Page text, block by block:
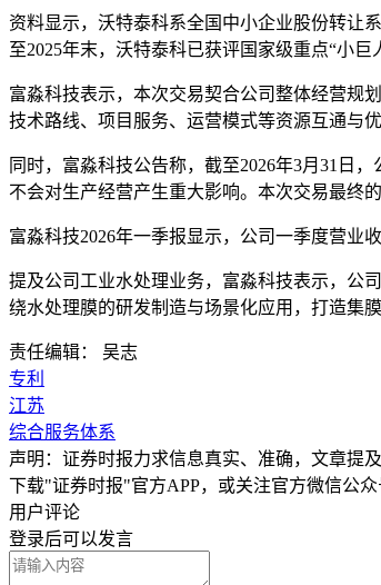
资料显示，沃特泰科系全国中小企业股份转让
至2025年末，沃特泰科已获评国家级重点“小
富淼科技表示，本次交易契合公司整体经营规
技术路线、项目服务、运营模式等资源互通与
同时，富淼科技公告称，截至2026年3月31日
不会对生产经营产生重大影响。本次交易最终
富淼科技2026年一季报显示，公司一季度营业
提及公司工业水处理业务，富淼科技表示，公
绕水处理膜的研发制造与场景化应用，打造集
责任编辑： 吴志
专利
江苏
综合服务体系
声明：证券时报力求信息真实、准确，文章提
下载"证券时报"官方APP，或关注官方微信公
用户评论
登录后可以发言